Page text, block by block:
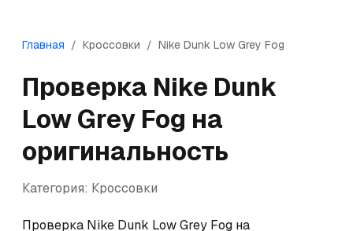
Главная / Кроссовки / Nike Dunk Low Grey Fog
Проверка Nike Dunk
Low Grey Fog на
оригинальность
Категория: Кроссовки
Проверка Nike Dunk Low Grey Fog на